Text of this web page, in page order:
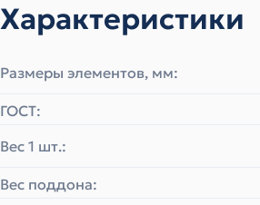
Характеристики
Размеры элементов, мм:
ГОСТ:
Вес 1 шт.:
Вес поддона: